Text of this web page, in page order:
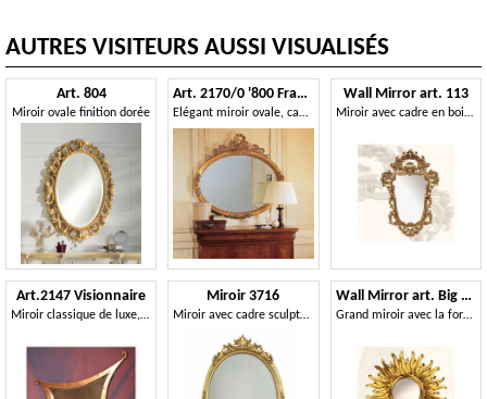
AUTRES VISITEURS AUSSI VISUALISÉS
Art. 804
Miroir ovale finition dorée
Art. 2170/0 '800 Francese Luigi Filippo
Elégant miroir ovale, cadre dans la finition de la feuille d'or, sculpté à la main
Wall Mirror art. 113
Miroir avec cadre en bois, style rococo
Art.2147 Visionnaire
Miroir classique de luxe, forme originale, pour le hall
Miroir 3716
Miroir avec cadre sculpté en finition dorée
Wall Mirror art. Big Light
Grand miroir avec la forme de soleil, finitions or